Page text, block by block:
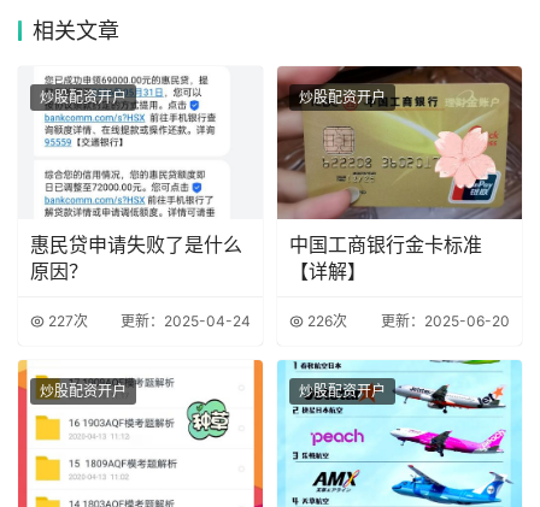
相关文章
炒股配资开户
惠民贷申请失败了是什么
原因？
227次 更新：2025-04-24
炒股配资开户
中国工商银行金卡标准
【详解】
226次 更新：2025-06-20
炒股配资开户 炒股配资开户